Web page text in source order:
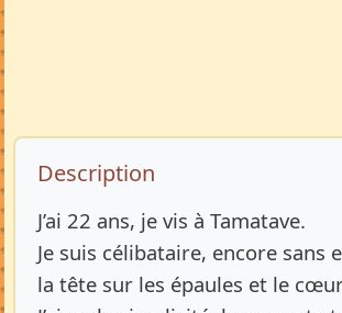
Description de l’annonce
Description
J’ai 22 ans, je vis à Tamatave.
Je suis célibataire, encore sans
la tête sur les épaules et le